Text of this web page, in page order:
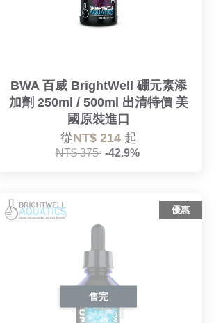
BWA 百威 BrightWell 硼元素添
加劑 250ml / 500ml 出清特價 美
國原裝進口
從NT$ 214 起
NT$ 375 -42.9%
售完
優惠